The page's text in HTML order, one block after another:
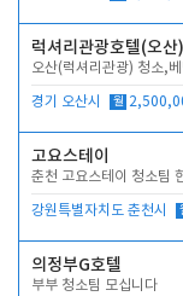
럭셔리관광호텔(오
오산(럭셔리관광) 청소,
경기 오산시 월
고요스테이
춘천 고요스테이 청소팀
강원특별자치도 춘천시
의정부G호텔
부부 청소팀 모십니다